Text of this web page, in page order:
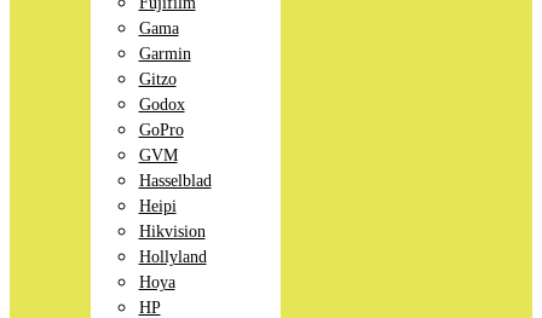
Gama
Garmin
Gitzo
Godox
GoPro
GVM
Hasselblad
Heipi
Hikvision
Hollyland
Hoya
HP